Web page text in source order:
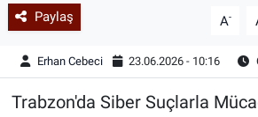
Paylaş A-
Erhan Cebeci 23.06.2026 - 10:16
Trabzon'da Siber Suçlarla